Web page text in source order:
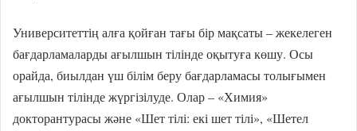
Университеттің алға қойған тағы бір мақсаты – жекелеген
бағдарламаларды ағылшын тілінде оқытуға көшу. Осы
орайда, биылдан үш білім беру бағдарламасы толығымен
ағылшын тілінде жүргізілуде. Олар – «Химия»
докторантурасы және «Шет тілі: екі шет тілі», «Шетел